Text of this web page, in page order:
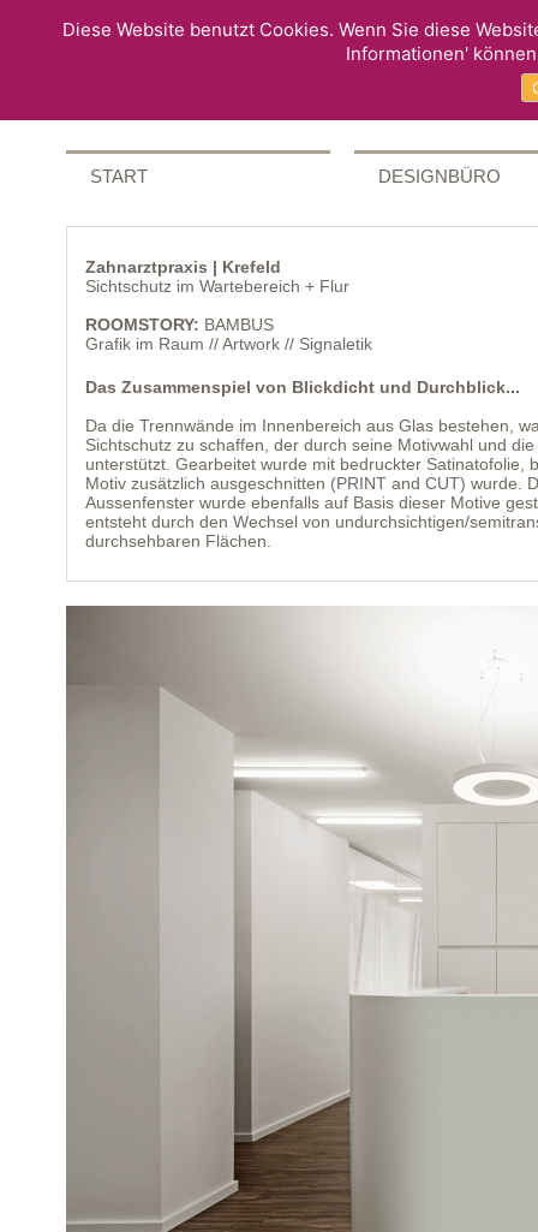
START DESIGNBÜRO
Zahnarztpraxis | Krefeld
Sichtschutz im Wartebereich + Flur
ROOMSTORY: BAMBUS
Grafik im Raum // Artwork // Signaletik
Das Zusammenspiel von Blickdicht und Durchblick...
Da die Trennwände im Innenbereich aus Glas bestehen,
Sichtschutz zu schaffen, der durch seine Motivwahl und
unterstützt. Gearbeitet wurde mit bedruckter Satinatofolie,
Motiv zusätzlich ausgeschnitten (PRINT and CUT) wurde.
Aussenfenster wurde ebenfalls auf Basis dieser Motive
entsteht durch den Wechsel von undurchsichtigen/
durchsehbaren Flächen.
Diese Website benutzt Cookies. Wenn Sie diese
Informationen'